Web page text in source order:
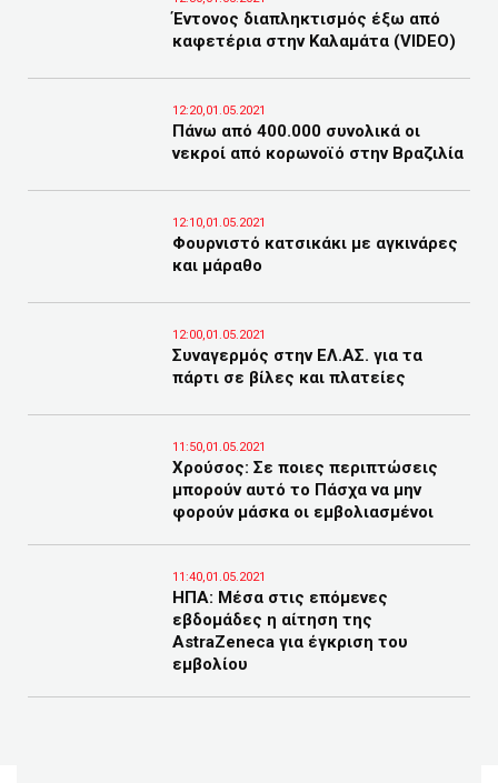
Έντονος διαπληκτισμός έξω από
καφετέρια στην Καλαμάτα (VIDEO)
12:20,01.05.2021
Πάνω από 400.000 συνολικά οι
νεκροί από κορωνοϊό στην Βραζιλία
12:10,01.05.2021
Φουρνιστό κατσικάκι με αγκινάρες
και μάραθο
12:00,01.05.2021
Συναγερμός στην ΕΛ.ΑΣ. για τα
πάρτι σε βίλες και πλατείες
11:50,01.05.2021
Χρούσος: Σε ποιες περιπτώσεις
μπορούν αυτό το Πάσχα να μην
φορούν μάσκα οι εμβολιασμένοι
11:40,01.05.2021
ΗΠΑ: Μέσα στις επόμενες
εβδομάδες η αίτηση της
AstraZeneca για έγκριση του
εμβολίου